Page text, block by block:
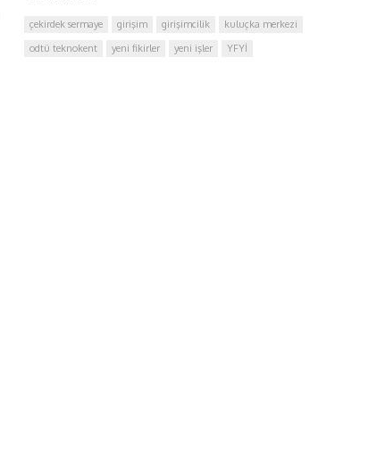
çekirdek sermaye girişim girişimcilik
kuluçka merkezi
odtü teknokent
yeni fikirler yeni işler YFYİ